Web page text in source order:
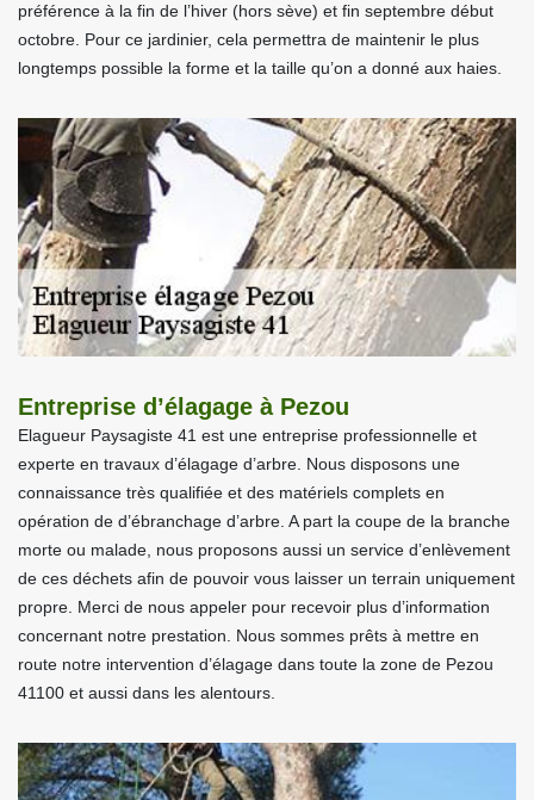
préférence à la fin de l’hiver (hors sève) et fin septembre début
octobre. Pour ce jardinier, cela permettra de maintenir le plus
longtemps possible la forme et la taille qu’on a donné aux haies.
Entreprise d’élagage à Pezou
Elagueur Paysagiste 41 est une entreprise professionnelle et
experte en travaux d’élagage d’arbre. Nous disposons une
connaissance très qualifiée et des matériels complets en
opération de d’ébranchage d’arbre. A part la coupe de la branche
morte ou malade, nous proposons aussi un service d’enlèvement
de ces déchets afin de pouvoir vous laisser un terrain uniquement
propre. Merci de nous appeler pour recevoir plus d’information
concernant notre prestation. Nous sommes prêts à mettre en
route notre intervention d’élagage dans toute la zone de Pezou
41100 et aussi dans les alentours.